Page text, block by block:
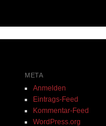
META
Anmelden
Eintrags-Feed
Kommentar-Feed
WordPress.org